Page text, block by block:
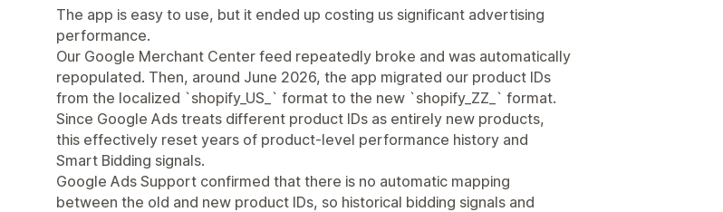
The app is easy to use, but it ended up costing us significant advertising
performance.
Our Google Merchant Center feed repeatedly broke and was automatically
repopulated. Then, around June 2026, the app migrated our product IDs
from the localized `shopify_US_` format to the new `shopify_ZZ_` format.
Since Google Ads treats different product IDs as entirely new products,
this effectively reset years of product-level performance history and
Smart Bidding signals.
Google Ads Support confirmed that there is no automatic mapping
between the old and new product IDs, so historical bidding signals and